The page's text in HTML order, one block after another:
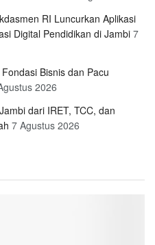
RI Luncurkan Aplikasi
Digital Pendidikan di Jambi 7
Bisnis dan Pacu
2026
dari IRET, TCC, dan
7 Agustus 2026